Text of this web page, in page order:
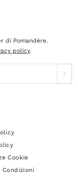
di Pomandère.
policy.
Cookie
Condizioni